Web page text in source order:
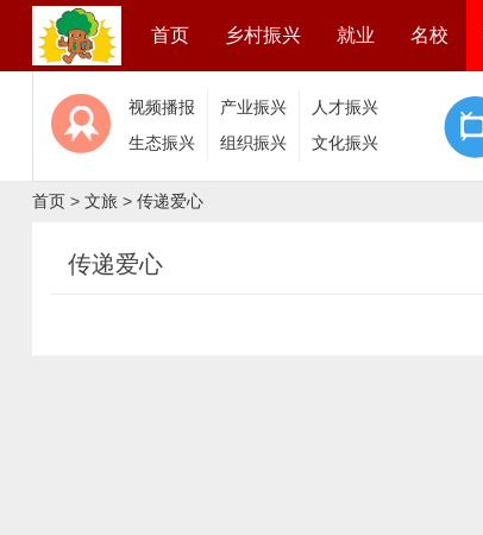
首页 乡村振兴 就业 名校
视频播报 产业振兴
人才振兴
生态振兴
组织振兴 文化振兴
首页 > 文旅 > 传递爱心
传递爱心